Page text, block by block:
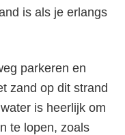
is als je erlangs
parkeren en
zand op dit strand
is heerlijk om
te lopen, zoals